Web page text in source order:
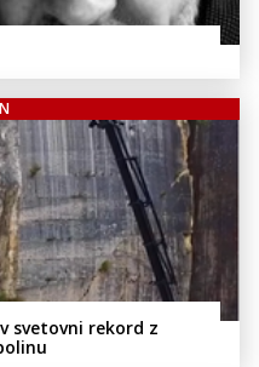
svetovni rekord z